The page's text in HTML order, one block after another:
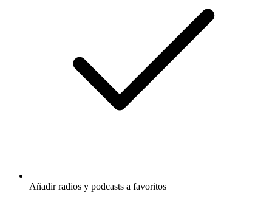
Añadir radios y podcasts a favoritos